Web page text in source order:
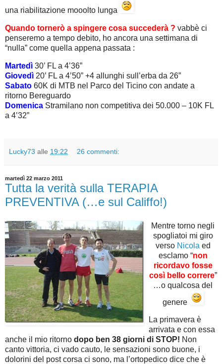
una riabilitazione mooolto lunga
Quando tornerò a spingere cosa succederà ? vabbè ci
penseremo a tempo debito, ho ancora una settimana di
“nulla” come quella appena passata :
Martedì 30’ FL a 4’36”
Giovedì 20’ FL a 4’50” +4 allunghi sull’erba da 26”
Sabato 60K di MTB nel Parco del Ticino con andate a
ritorno Bereguardo
Domenica Stramilano non competitiva dei 50.000 – 10K FL
a 4’32”
Lucky73 alle 19:22 26 commenti:
martedì 22 marzo 2011
Tutta la verità sulla TERAPIA
PREVENTIVA (…e sul Califfo!)
Mentre torno negli
spogliatoi mi giro
verso Nicola ed
esclamo “non
ricordavo fosse
così bello correre”
…o qualcosa del
genere
La primavera è
arrivata e con essa
anche il mio ritorno dopo ben 38 giorni di STOP! Non
canto vittoria, ci vado cauto, le sensazioni sono buone, i
dolorini del post corsa ci sono, ma l’ortopedico dice che è